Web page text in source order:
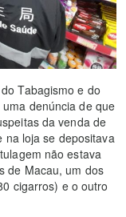
Tabagismo e do
denúncia de que
da venda de
na loja se depositava
não estava
de Macau, um dos
cigarros) e o outro